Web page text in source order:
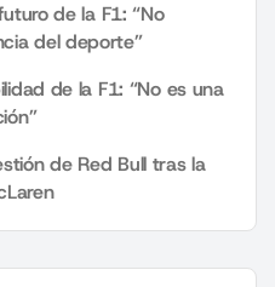
de la F1: “No
del deporte”
de la F1: “No es una
de Red Bull tras la